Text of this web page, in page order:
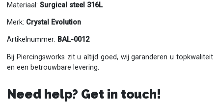
Materiaal:Surgical steel 316L
Merk: Crystal Evolution
Artikelnummer: BAL-0012
Bij Piercingsworks zit u altijd goed, wij garanderen u topkwaliteit
en een betrouwbare levering.
Need help? Get in touch!